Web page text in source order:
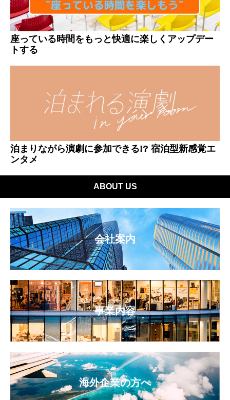
座っている時間をもっと快適に楽しくアップデー
トする
泊まりながら演劇に参加できる!? 宿泊型新感覚エ
ンタメ
ABOUT US
会社案内
事業内容
海外企業の方へ